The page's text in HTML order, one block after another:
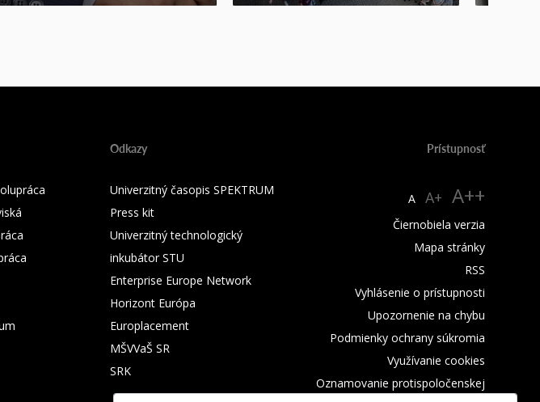
Odkazy
Univerzitný časopis SPEKTRUM
Press kit
Univerzitný technologický
inkubátor STU
Enterprise Europe Network
Horizont Európa
Europlacement
MŠVVaŠ SR
SRK
Prístupnosť
A A+ A++
Čiernobiela verzia
Mapa stránky
RSS
Vyhlásenie o prístupnosti
Upozornenie na chybu
Podmienky ochrany súkromia
Využívanie cookies
Oznamovanie protispoločenskej